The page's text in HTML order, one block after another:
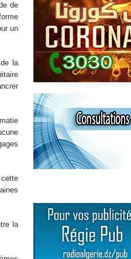
de
un
la
la